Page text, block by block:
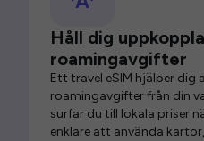
Håll dig
roamingavgifter
Ett travel eSIM hjälper dig
roamingavgifter från din
surfar du till lokala priser
enklare att använda